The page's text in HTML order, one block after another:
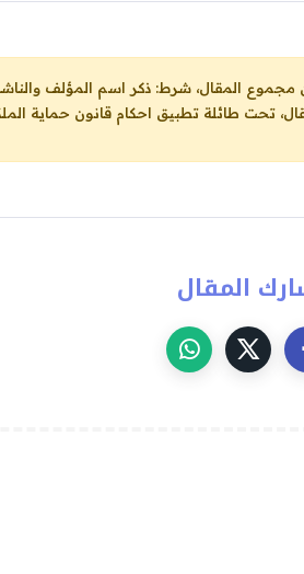
تحت طائلة تطبيق احكام قانون حماية
المقال